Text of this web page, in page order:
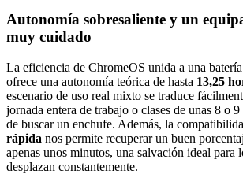
Autonomía sobresaliente y un
muy cuidado
La eficiencia de ChromeOS unida a una
ofrece una autonomía teórica de hasta 13,25
escenario de uso real mixto se traduce
jornada entera de trabajo o clases de unas 8 o
de buscar un enchufe. Además, la
rápida nos permite recuperar un buen
apenas unos minutos, una salvación ideal para
desplazan constantemente.